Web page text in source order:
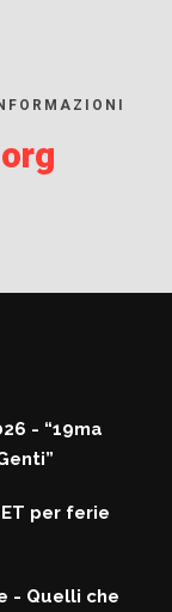
- “19ma
per ferie
- Quelli che